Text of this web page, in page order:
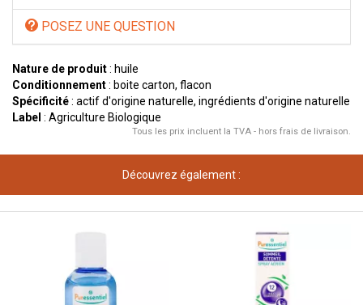
POSEZ UNE QUESTION
Nature de produit: huile
Conditionnement: boite carton, flacon
Spécificité: actif d'origine naturelle, ingrédients d'origine naturelle
Label : Agriculture Biologique
Tous les prix incluent la TVA - hors frais de livraison.
Découvrez également :